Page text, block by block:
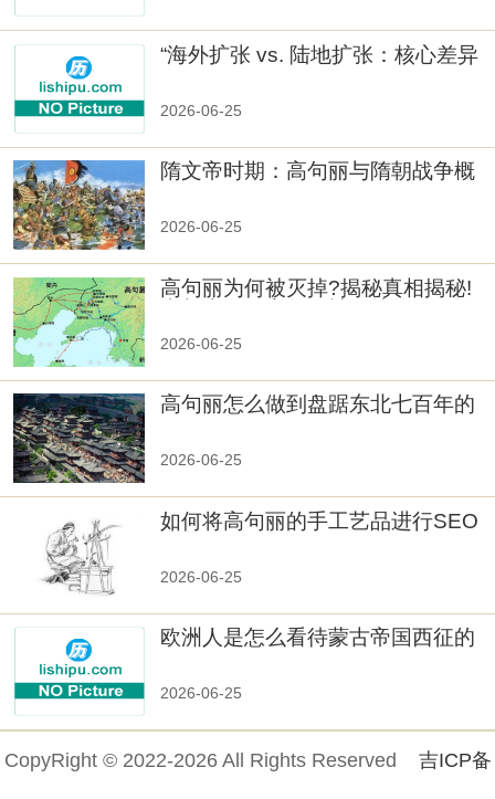
“海外扩张 vs. 陆地扩张：核心差异
2026-06-25
隋文帝时期：高句丽与隋朝战争概
2026-06-25
高句丽为何被灭掉?揭秘真相揭秘!
2026-06-25
高句丽怎么做到盘踞东北七百年的
2026-06-25
如何将高句丽的手工艺品进行SEO
2026-06-25
欧洲人是怎么看待蒙古帝国西征的
2026-06-25
CopyRight © 2022-2026 All Rights Reserved 吉ICP备